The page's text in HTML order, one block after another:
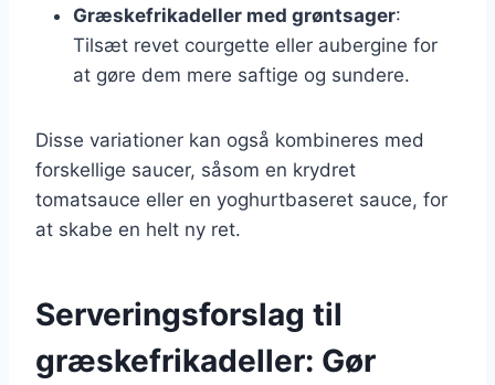
Græskefrikadeller med grøntsager:
Tilsæt revet courgette eller aubergine for
at gøre dem mere saftige og sundere.
Disse variationer kan også kombineres med
forskellige saucer, såsom en krydret
tomatsauce eller en yoghurtbaseret sauce, for
at skabe en helt ny ret.
Serveringsforslag til
græskefrikadeller: Gør